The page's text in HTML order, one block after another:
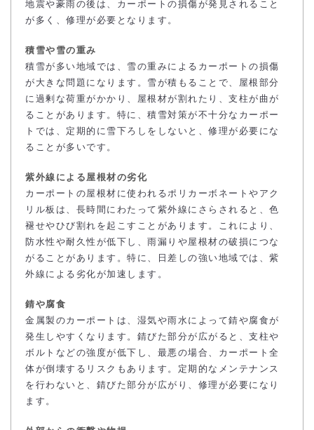
地震や豪雨の後は、カーポートの損傷が発見されること
が多く、修理が必要となります。
積雪や雪の重み
積雪が多い地域では、雪の重みによるカーポートの損傷
が大きな問題になります。雪が積もることで、屋根部分
に過剰な荷重がかかり、屋根材が割れたり、支柱が曲が
ることがあります。特に、積雪対策が不十分なカーポー
トでは、定期的に雪下ろしをしないと、修理が必要にな
ることが多いです。
紫外線による屋根材の劣化
カーポートの屋根材に使われるポリカーボネートやアク
リル板は、長時間にわたって紫外線にさらされると、色
褪せやひび割れを起こすことがあります。これにより、
防水性や耐久性が低下し、雨漏りや屋根材の破損につな
がることがあります。特に、日差しの強い地域では、紫
外線による劣化が加速します。
錆や腐食
金属製のカーポートは、湿気や雨水によって錆や腐食が
発生しやすくなります。錆びた部分が広がると、支柱や
ボルトなどの強度が低下し、最悪の場合、カーポート全
体が倒壊するリスクもあります。定期的なメンテナンス
を行わないと、錆びた部分が広がり、修理が必要になり
ます。